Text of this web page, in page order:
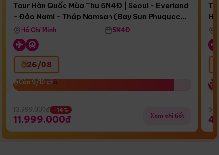
Còn17 ngày 14:49:41
Bay Sun Phuquoc Airways
Tour Hàn Quốc Mùa Thu 5N4Đ | Seoul - Everland
- Đảo Nami - Tháp Namsan (Bay Sun Phuquoc
Airways)
Hồ Chí Minh 5N4Đ
26/08
Còn 9/10 chỗ
Còn 9/10 chỗ
13.999.000đ -14%
11.999.000đ Xem chi tiết